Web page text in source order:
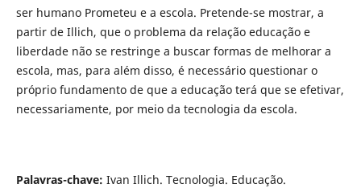
ser humano Prometeu e a escola. Pretende-se mostrar, a
partir de Illich, que o problema da relação educação e
liberdade não se restringe a buscar formas de melhorar a
escola, mas, para além disso, é necessário questionar o
próprio fundamento de que a educação terá que se efetivar,
necessariamente, por meio da tecnologia da escola.
Palavras-chave: Ivan Illich. Tecnologia. Educação.